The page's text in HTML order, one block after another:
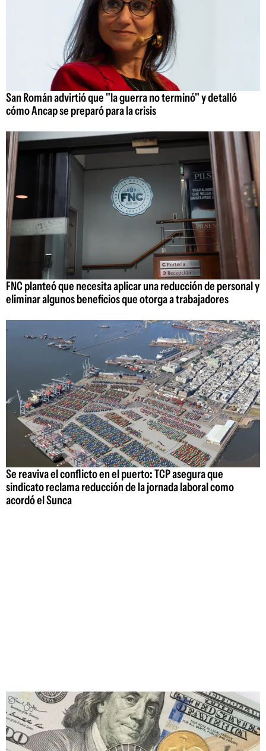
San Román advirtió que "la guerra no terminó" y detalló
cómo Ancap se preparó para la crisis
FNC planteó que necesita aplicar una reducción de personal y
eliminar algunos beneficios que otorga a trabajadores
Se reaviva el conflicto en el puerto: TCP asegura que
sindicato reclama reducción de la jornada laboral como
acordó el Sunca